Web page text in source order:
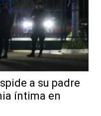
a su padre
íntima en